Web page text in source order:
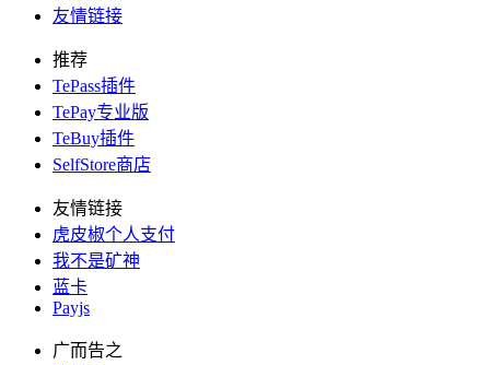
友情链接
推荐
TePass插件
TePay专业版
TeBuy插件
SelfStore商店
友情链接
虎皮椒个人支付
我不是矿神
蓝卡
Payjs
广而告之